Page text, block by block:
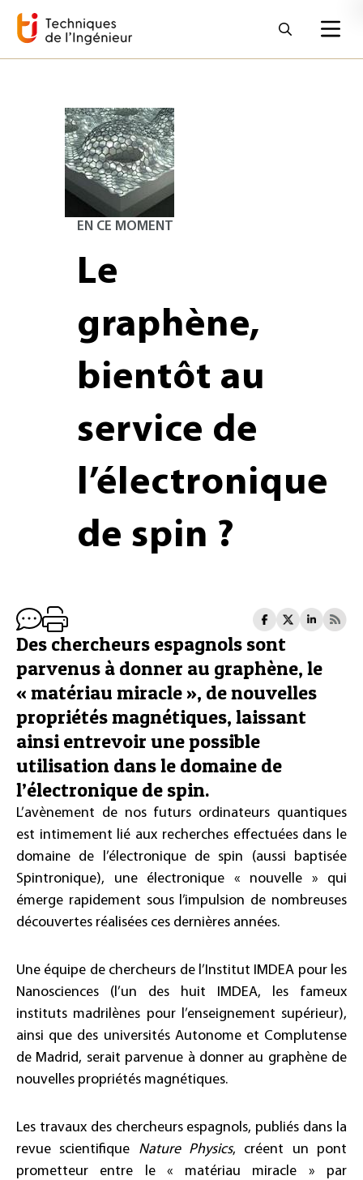
EN CE MOMENT
Le
graphène,
bientôt au
service de
l’électronique
de spin ?
Des chercheurs espagnols sont
parvenus à donner au graphène, le
« matériau miracle », de nouvelles
propriétés magnétiques, laissant
ainsi entrevoir une possible
utilisation dans le domaine de
l’électronique de spin.
L’avènement de nos futurs ordinateurs quantiques
est intimement lié aux recherches effectuées dans le
domaine de l’électronique de spin (aussi baptisée
Spintronique), une électronique « nouvelle » qui
émerge rapidement sous l’impulsion de nombreuses
découvertes réalisées ces dernières années.
Une équipe de chercheurs de l’Institut IMDEA pour les
Nanosciences (l’un des huit IMDEA, les fameux
instituts madrilènes pour l’enseignement supérieur),
ainsi que des universités Autonome et Complutense
de Madrid, serait parvenue à donner au graphène de
nouvelles propriétés magnétiques.
Les travaux des chercheurs espagnols, publiés dans la
revue scientifique Nature Physics, créent un pont
prometteur entre le « matériau miracle » par